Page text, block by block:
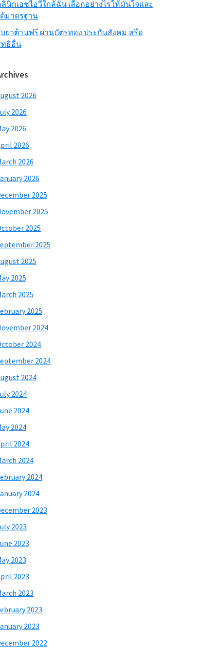
นิกเอชไอวีใกล้ฉัน เลือกอย่างไรให้มั่นใจและ
มาตรฐาน
ยาต้านฟรี ผ่านบัตรทอง ประกันสังคม หรือ
ธิอื่น
2026
2026
2026
2026
2026
2026
2025
2025
2025
2025
2025
2025
2025
2025
2024
2024
2024
2024
2024
2024
2024
2024
2024
2024
2024
2023
2023
2023
2023
2023
2023
2023
2023
2022